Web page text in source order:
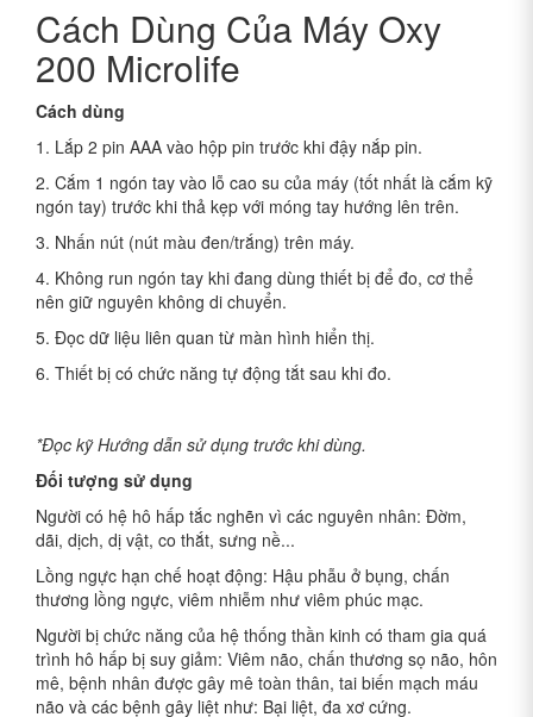
Cách Dùng Của Máy Oxy
200 Microlife
Cách dùng
1. Lắp 2 pin AAA vào hộp pin trước khi đậy nắp pin.
2. Cắm 1 ngón tay vào lỗ cao su của máy (tốt nhất là cắm kỹ
ngón tay) trước khi thả kẹp với móng tay hướng lên trên.
3. Nhấn nút (nút màu đen/trắng) trên máy.
4. Không run ngón tay khi đang dùng thiết bị để đo, cơ thể
nên giữ nguyên không di chuyển.
5. Đọc dữ liệu liên quan từ màn hình hiển thị.
6. Thiết bị có chức năng tự động tắt sau khi đo.
*Đọc kỹ Hướng dẫn sử dụng trước khi dùng.
Đối tượng sử dụng
Người có hệ hô hấp tắc nghẽn vì các nguyên nhân: Đờm,
dãi, dịch, dị vật, co thắt, sưng nề...
Lồng ngực hạn chế hoạt động: Hậu phẫu ở bụng, chấn
thương lồng ngực, viêm nhiễm như viêm phúc mạc.
Người bị chức năng của hệ thống thần kinh có tham gia quá
trình hô hấp bị suy giảm: Viêm não, chấn thương sọ não, hôn
mê, bệnh nhân được gây mê toàn thân, tai biến mạch máu
não và các bệnh gây liệt như: Bại liệt, đa xơ cứng.